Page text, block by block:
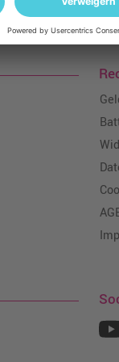
Ampertec